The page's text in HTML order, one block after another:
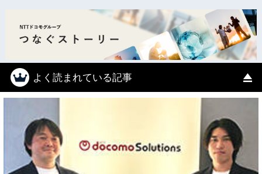
よく読まれている記事